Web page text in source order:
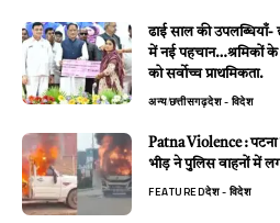
ढाई साल की उपलब्धियाँ-
में नई पहचान…श्रमिकों
को सर्वाेच्च प्राथमिकता.
अन्यछत्तीसगढ़देश - विदेश
Patna Violence :
भीड़ ने पुलिस वाहनों में
FEATUREDदेश - विदेश